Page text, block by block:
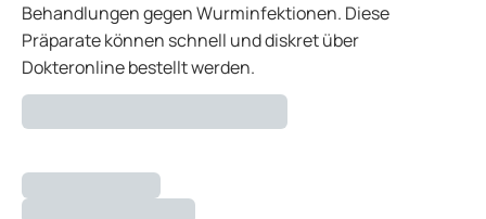
Behandlungen gegen Wurminfektionen. Diese
Präparate können schnell und diskret über
Dokteronline bestellt werden.